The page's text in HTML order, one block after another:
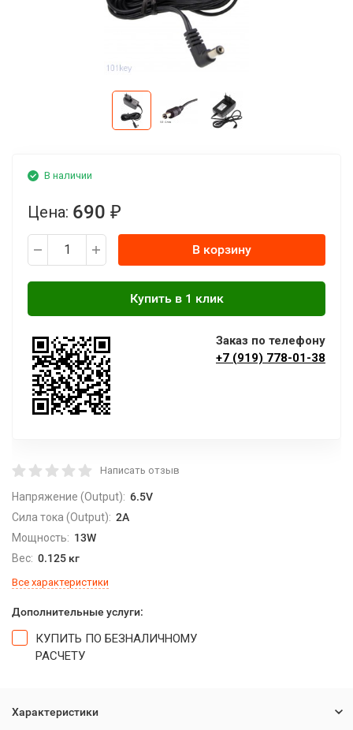
В наличии
Цена: 690 ₽
В корзину
Заказ по телефону
+7 (919) 778-01-38
Написать отзыв
Напряжение (Output): 6.5V
Сила тока (Output): 2A
Мощность: 13W
Вес: 0.125 кг
Все характеристики
Дополнительные услуги:
КУПИТЬ ПО БЕЗНАЛИЧНОМУ
РАСЧЕТУ
Характеристики